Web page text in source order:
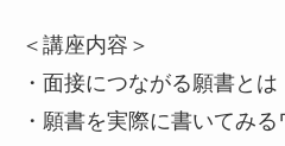
＜講座内容＞
・面接につながる願書とは
・願書を実際に書いてみ